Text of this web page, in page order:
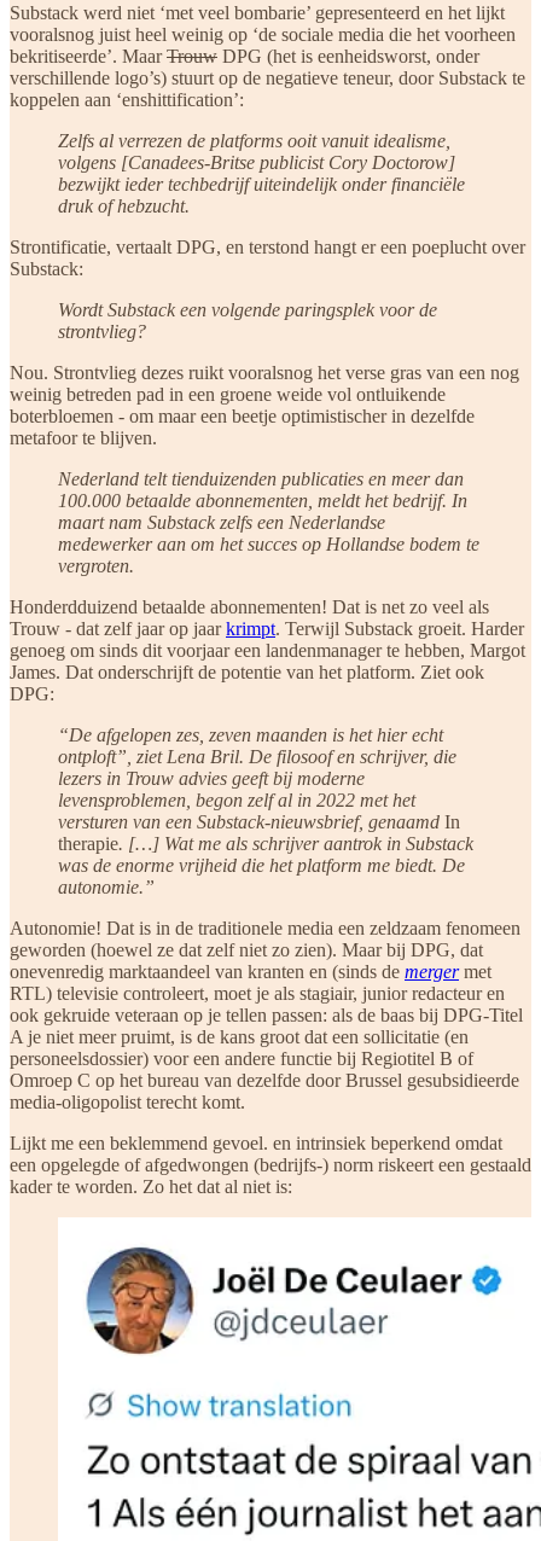
Substack werd niet ‘met veel bombarie’ gepresenteerd en het lijkt
vooralsnog juist heel weinig op ‘de sociale media die het voorheen
bekritiseerde’. MaarTrouw DPG (het is eenheidsworst, onder
verschillende logo’s) stuurt op de negatieve teneur, door Substack te
koppelen aan ‘enshittification’:
Zelfs al verrezen de platforms ooit vanuit idealisme,
volgens [Canadees-Britse publicist Cory Doctorow]
bezwijkt ieder techbedrijf uiteindelijk onder financiële
druk of hebzucht.
Strontificatie, vertaalt DPG, en terstond hangt er een poeplucht over
Substack:
Wordt Substack een volgende paringsplek voor de
strontvlieg?
Nou. Strontvlieg dezes ruikt vooralsnog het verse gras van een nog
weinig betreden pad in een groene weide vol ontluikende
boterbloemen - om maar een beetje optimistischer in dezelfde
metafoor te blijven.
Nederland telt tienduizenden publicaties en meer dan
100.000 betaalde abonnementen, meldt het bedrijf. In
maart nam Substack zelfs een Nederlandse
medewerker aan om het succes op Hollandse bodem te
vergroten.
Honderdduizend betaalde abonnementen! Dat is net zo veel als
Trouw - dat zelf jaar op jaarkrimpt. Terwijl Substack groeit. Harder
genoeg om sinds dit voorjaar een landenmanager te hebben, Margot
James. Dat onderschrijft de potentie van het platform. Ziet ook
DPG:
“De afgelopen zes, zeven maanden is het hier echt
ontploft”, ziet Lena Bril. De filosoof en schrijver, die
lezers in Trouw advies geeft bij moderne
levensproblemen, begon zelf al in 2022 met het
versturen van een Substack-nieuwsbrief, genaamd In
therapie. […] Wat me als schrijver aantrok in Substack
was de enorme vrijheid die het platform me biedt. De
autonomie.”
Autonomie! Dat is in de traditionele media een zeldzaam fenomeen
geworden (hoewel ze dat zelf niet zo zien). Maar bij DPG, dat
onevenredig marktaandeel van kranten en (sinds de mergermet
RTL) televisie controleert, moet je als stagiair, junior redacteur en
ook gekruide veteraan op je tellen passen: als de baas bij DPG-Titel
A je niet meer pruimt, is de kans groot dat een sollicitatie (en
personeelsdossier) voor een andere functie bij Regiotitel B of
Omroep C op het bureau van dezelfde door Brussel gesubsidieerde
media-oligopolist terecht komt.
Lijkt me een beklemmend gevoel. en intrinsiek beperkend omdat
een opgelegde of afgedwongen (bedrijfs-) norm riskeert een gestaald
kader te worden. Zo het dat al niet is: